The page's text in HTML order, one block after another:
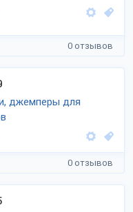
0 отзывов
джемперы для
0 отзывов